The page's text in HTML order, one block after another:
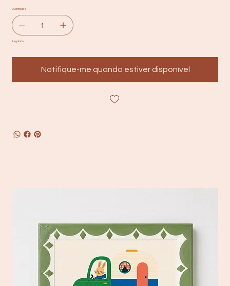
Quantidade
Esgotado
Notifique-me quando estiver disponível